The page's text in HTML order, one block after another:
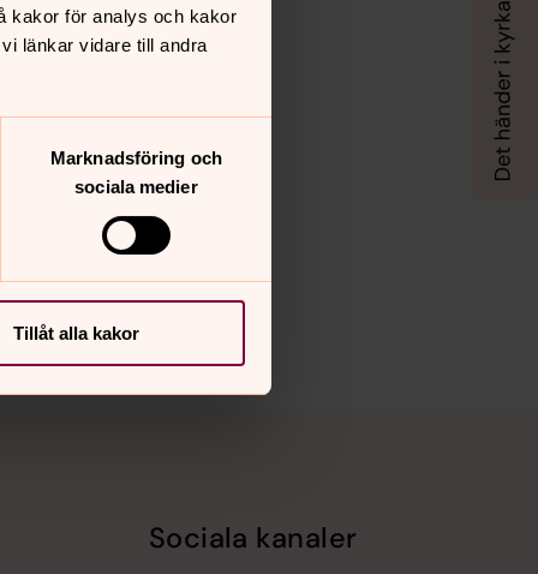
kakor för analys och kakor
länkar vidare till andra
Marknadsföring och
sociala medier
Tillåt alla kakor
Sociala kanaler